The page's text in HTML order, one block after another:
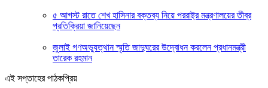
৫ আগস্ট রাতে শেখ হাসিনার বক্তব্য নিয়ে পররাষ্ট্র মন্ত্রণালয়ের তীব্র
প্রতিক্রিয়া জানিয়েছেন
জুলাই গণঅভ্যুত্থান স্মৃতি জাদুঘরের উদ্বোধন করলেন প্রধানমন্ত্রী
তারেক রহমান
এই সপ্তাহের পাঠকপ্রিয়